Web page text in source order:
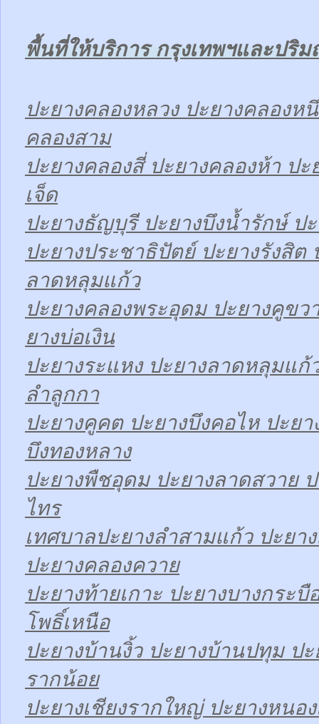
พื้นที่ให้บริการ กรุงเทพฯและปริ
ปะยางคลองหลวง ปะยางคลองห
คลองสาม
ปะยางคลองสี่ ปะยางคลองห้า ป
เจ็ด
ปะยางธัญบุรี ปะยางบึงน้ำรักษ์ ป
ปะยางประชาธิปัตย์ ปะยางรังสิต
ลาดหลุมแก้ว
ปะยางคลองพระอุดม ปะยางคูขว
ยางบ่อเงิน
ปะยางระแหง ปะยางลาดหลุมแก้
ลำลูกกา
ปะยางคูคต ปะยางบึงคอไห ปะย
บึงทองหลาง
ปะยางพืชอุดม ปะยางลาดสวาย
ไทร
เทศบาลปะยางลำสามแก้ว ปะยา
ปะยางคลองควาย
ปะยางท้ายเกาะ ปะยางบางกระบื
โพธิ์เหนือ
ปะยางบ้านงิ้ว ปะยางบ้านปทุม ป
รากน้อย
ปะยางเชียงรากใหญ่ ปะยางหนอ